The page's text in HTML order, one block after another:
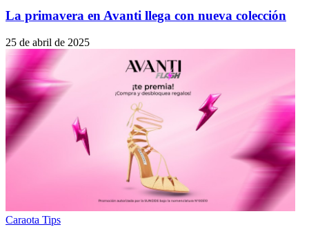
La primavera en Avanti llega con nueva colección
25 de abril de 2025
Caraota Tips